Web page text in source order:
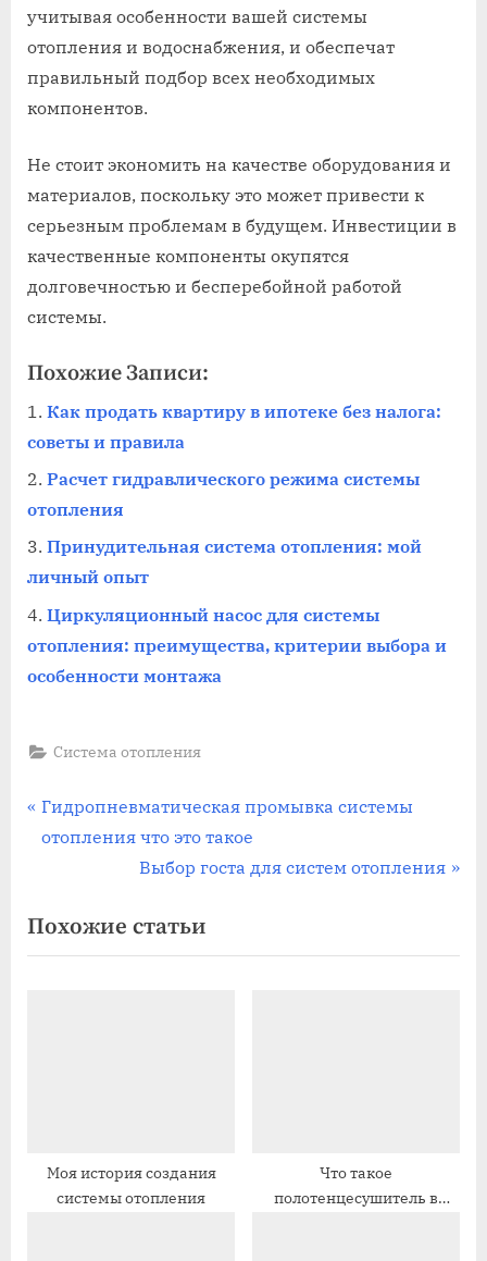
учитывая особенности вашей системы
отопления и водоснабжения, и обеспечат
правильный подбор всех необходимых
компонентов.
Не стоит экономить на качестве оборудования и
материалов, поскольку это может привести к
серьезным проблемам в будущем. Инвестиции в
качественные компоненты окупятся
долговечностью и бесперебойной работой
системы.
Похожие Записи:
Как продать квартиру в ипотеке без налога:
советы и правила
Расчет гидравлического режима системы
отопления
Принудительная система отопления: мой
личный опыт
Циркуляционный насос для системы
отопления: преимущества, критерии выбора и
особенности монтажа
Система отопления
Навигация
П
р
ы
д
п
Гидропневматическая промывка системы
отопления что это такое
С
е
д
а
п
Выбор госта для систем отопления
Похожие статьи
Моя история создания
системы отопления
Что такое
полотенцесушитель в